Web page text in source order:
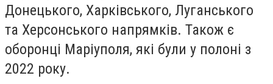
Донецького, Харківського, Луганського
та Херсонського напрямків. Також є
оборонці Маріуполя, які були у полоні з
2022 року.